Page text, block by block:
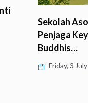
Sekolah
Penjaga
Buddhis…
Friday, 3